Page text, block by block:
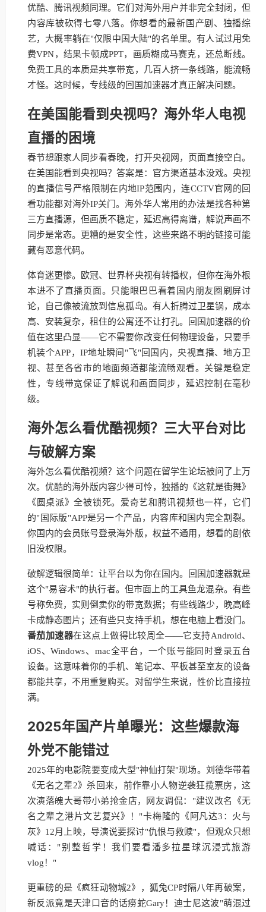
优酷、腾讯视频同理。它们对海外用户并非完全封闭，但
内容库被砍得七零八落。你想看的最新国产剧、独播综
艺，大概率躺在"仅限中国大陆"的名单里。有人试过用免
费VPN，结果卡顿成PPT，画质糊成马赛克，还总断线。
免费工具的本质是共享带宽，几百人挤一条线路，能流畅
才怪。这时候，专线级的回国加速器才真正解决问题。
在美国能看到央视吗？海外华人电视
直播的困境
春节想跟家人同步看春晚，打开央视网，页面直接空白。
在美国能看到央视吗？答案是：官方渠道基本没戏。央视
的直播信号严格限制在内地IP范围内，连CCTV官网的回
看功能都对海外IP关门。海外华人常用的办法是找各种第
三方直播源，但画质不稳定，延迟高得离谱，解说声画不
同步是常态。更糟的是安全性，这些来路不明的链接可能
藏有恶意代码。
体育迷更惨。欧冠、世界杯央视有转播权，但你在海外根
本进不了直播页面。只能眼巴巴看着国内朋友圈刷屏讨
论，自己像被流放到信息孤岛。有人折腾过卫星锅，成本
高、安装复杂，租住的公寓还不让打孔。回国加速器的价
值在这里凸显——它不需要你改变任何物理设备，只要手
机装个APP，IP地址瞬间"飞"回国内，央视直播、地方卫
视、甚至各省市的地面频道都能流畅观看。关键是稳定
性，专线带宽保证了解说和画面同步，延迟控制在毫秒
级。
海外怎么看优酷视频？三大平台对比
与破解方案
海外怎么看优酷视频？这个问题在留学生论坛被问了上万
次。优酷的海外版内容少得可怜，独播的《这就是街舞》
《圆桌派》全被锁死。爱奇艺和腾讯视频也一样，它们
的"国际版"APP是另一个产品，内容库和国内完全割裂。
你国内的会员账号登录海外版，权益不通用，想看的剧依
旧没权限。
破解逻辑很简单：让平台以为你在国内。回国加速器就是
这个"易容术"的执行者。但市面上的工具鱼龙混杂。有些
号称免费，实则倒卖你的带宽数据；有些线路少，晚高峰
卡成静态图片；还有些只支持手机，想在电脑上看没门。
番茄加速器在这点上做得比较周全——它支持Android、
iOS、Windows、mac全平台，一个账号能同时登录五台
设备。这意味着你的手机、笔记本、平板甚至室友的设备
都能共享，不用重复购买。对留学生来说，性价比直接拉
满。
2025年国产片单曝光：这些爆款海
外党不能错过
2025年的电影院要变成大型"神仙打架"现场。刘德华带着
《无名之辈2》杀回来，前作靠小人物逆袭狂揽票房，这
次演落魄大哥带小弟抢金店，网友调侃："建议改名《无
名之辈之港片文艺复兴》！"卡梅隆的《阿凡达3：火与
灰》12月上映，导演说要探讨"仇恨与救赎"，但观众只想
喊话："别整哲学！我们要看潘多拉星球沉浸式旅游
vlog！"
更重磅的是《疯狂动物城2》，狐兔CP时隔八年再破案，
新反派竟是天津口音的话痨蛇Gary！迪士尼这波"萌混过